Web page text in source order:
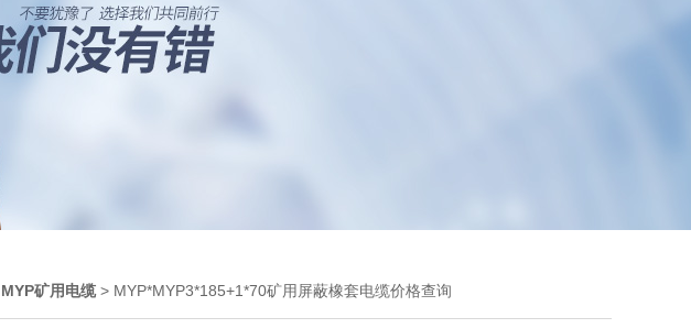
MYP矿用电缆> MYP*MYP3*185+1*70矿用屏蔽橡套电缆价格查询